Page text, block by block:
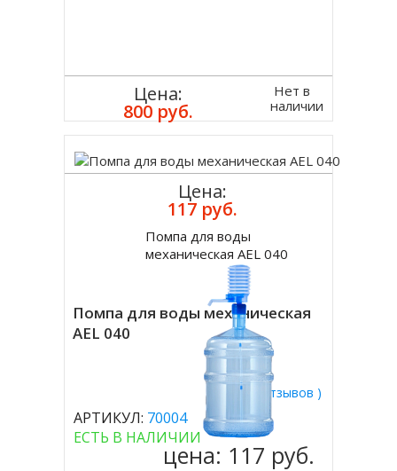
Цена:
800 руб.
Нет в
наличии
Помпа для воды механическая
AEL 040
( 0 отзывов )
АРТИКУЛ: 70004
ЕСТЬ В НАЛИЧИИ
Цена:
117 руб.
Помпа для воды
механическая AEL 040
цена: 117 руб.